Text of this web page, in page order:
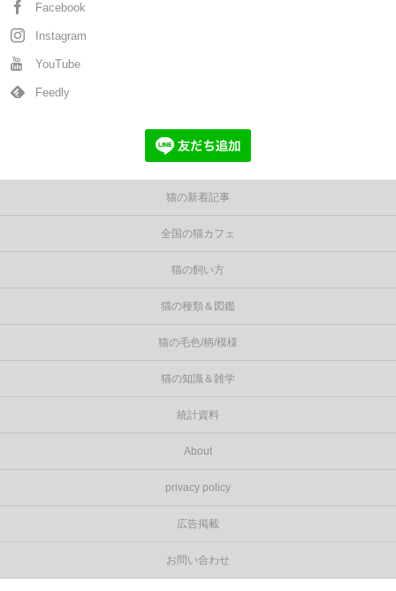
Facebook
Instagram
YouTube
Feedly
猫の新着記事
全国の猫カフェ
猫の飼い方
猫の種類＆図鑑
猫の毛色/柄/模様
猫の知識＆雑学
統計資料
About
privacy policy
広告掲載
お問い合わせ